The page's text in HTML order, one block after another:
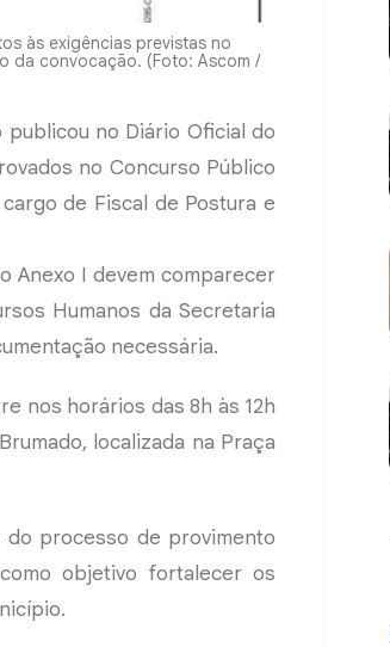
às exigências previstas no
da convocação. (Foto: Ascom /
no Diário Oficial do
no Concurso Público
de Fiscal de Postura e
Anexo I devem comparecer
Humanos da Secretaria
necessária.
nos horários das 8h às 12h
localizada na Praça
processo de provimento
objetivo fortalecer os